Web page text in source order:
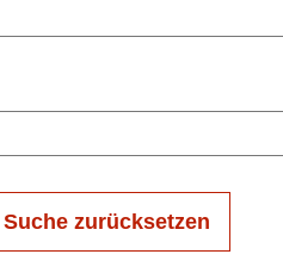
Suche zurücksetzen